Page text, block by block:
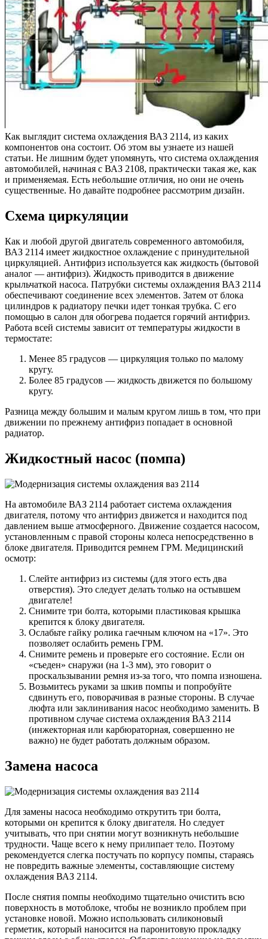
Как выглядит система охлаждения ВАЗ 2114, из каких
компонентов она состоит. Об этом вы узнаете из нашей
статьи. Не лишним будет упомянуть, что система охлаждения
автомобилей, начиная с ВАЗ 2108, практически такая же, как
и применяемая. Есть небольшие отличия, но они не очень
существенные. Но давайте подробнее рассмотрим дизайн.
Схема циркуляции
Как и любой другой двигатель современного автомобиля,
ВАЗ 2114 имеет жидкостное охлаждение с принудительной
циркуляцией. Антифриз используется как жидкость (бытовой
аналог — антифриз). Жидкость приводится в движение
крыльчаткой насоса. Патрубки системы охлаждения ВАЗ 2114
обеспечивают соединение всех элементов. Затем от блока
цилиндров к радиатору печки идет тонкая трубка. С его
помощью в салон для обогрева подается горячий антифриз.
Работа всей системы зависит от температуры жидкости в
термостате:
Менее 85 градусов — циркуляция только по малому
кругу.
Более 85 градусов — жидкость движется по большому
кругу.
Разница между большим и малым кругом лишь в том, что при
движении по прежнему антифриз попадает в основной
радиатор.
Жидкостный насос (помпа)
На автомобиле ВАЗ 2114 работает система охлаждения
двигателя, потому что антифриз движется и находится под
давлением выше атмосферного. Движение создается насосом,
установленным с правой стороны колеса непосредственно в
блоке двигателя. Приводится ремнем ГРМ. Медицинский
осмотр:
Слейте антифриз из системы (для этого есть два
отверстия). Это следует делать только на остывшем
двигателе!
Снимите три болта, которыми пластиковая крышка
крепится к блоку двигателя.
Ослабьте гайку ролика гаечным ключом на «17». Это
позволяет ослабить ремень ГРМ.
Снимите ремень и проверьте его состояние. Если он
«съеден» снаружи (на 1-3 мм), это говорит о
проскальзывании ремня из-за того, что помпа изношена.
Возьмитесь руками за шкив помпы и попробуйте
сдвинуть его, поворачивая в разные стороны. В случае
люфта или заклинивания насос необходимо заменить. В
противном случае система охлаждения ВАЗ 2114
(инжекторная или карбюраторная, совершенно не
важно) не будет работать должным образом.
Замена насоса
Для замены насоса необходимо открутить три болта,
которыми он крепится к блоку двигателя. Но следует
учитывать, что при снятии могут возникнуть небольшие
трудности. Чаще всего к нему прилипает тело. Поэтому
рекомендуется слегка постучать по корпусу помпы, стараясь
не повредить важные элементы, составляющие систему
охлаждения ВАЗ 2114.
После снятия помпы необходимо тщательно очистить всю
поверхность в мотоблоке, чтобы не возникло проблем при
установке новой. Можно использовать силиконовый
герметик, который наносится на паронитовую прокладку